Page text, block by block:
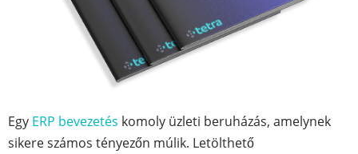
Egy ERP bevezetés komoly üzleti beruházás, amelynek
sikere számos tényezőn múlik. Letölthető